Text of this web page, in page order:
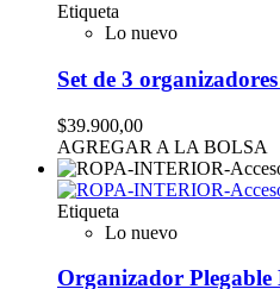
Etiqueta
Lo nuevo
Set de 3
$39.900,00
AGREGAR A LA BOLSA
Etiqueta
Lo nuevo
Organizador Plegable